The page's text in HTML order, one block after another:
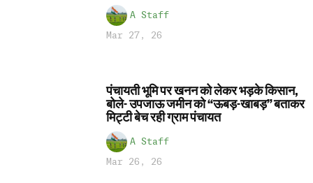
A Staff
Mar 27, 26
पंचायती भूमि पर खनन को लेकर भड़के किसान,
बोले- उपजाऊ जमीन को “ऊबड़-खाबड़” बताकर
मिट्टी बेच रही ग्राम पंचायत
A Staff
Mar 26, 26